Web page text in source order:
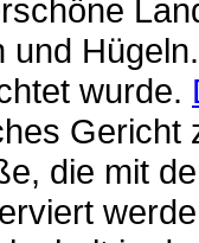
wurde.
die mit